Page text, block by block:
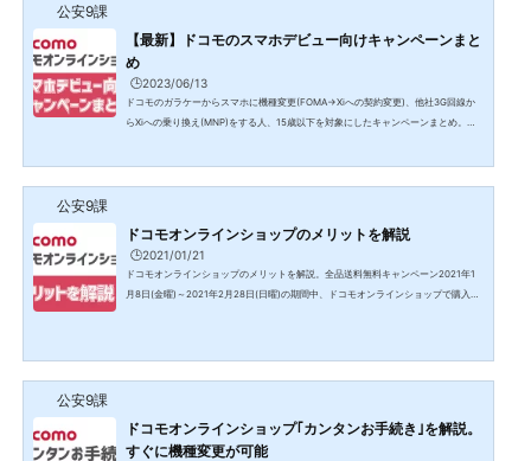
公安9課
【最新】ドコモのスマホデビュー向けキャンペーンまと
め
🕒️2023/06/13
ドコモのガラケーからスマホに機種変更(FOMA→Xiへの契約変更)、他社3G回線か
らXiへの乗り換え(MNP)をする人、15歳以下を対象にしたキャンペーンまとめ。ガ
公安9課
ドコモオンラインショップのメリットを解説
🕒️2021/01/21
ドコモオンラインショップのメリットを解説。全品送料無料キャンペーン2021年1
月8日(金曜)～2021年2月28日(日曜)の期間中、ドコモオンラインショップで購入で
公安9課
ドコモオンラインショップ｢カンタンお手続き｣を解説。
すぐに機種変更が可能